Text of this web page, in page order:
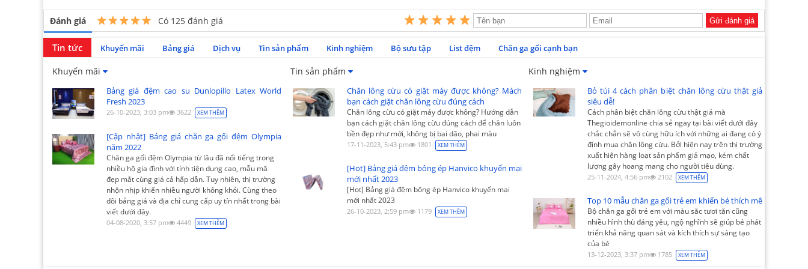
Đánh giá Có 125 đánh giá Gửi đánh giá
Tin tức Khuyến mãi Bảng giá Dịch vụ Tin sản phẩm Kinh nghiệm Bộ sưu tập List đệm Chăn ga gối cạnh bạn
Khuyến mãi Tin sản phẩm Kinh nghiệm
Bảng giá đệm cao su Dunlopillo Latex World
Fresh 2023
26-10-2023, 3:03 pm 3622 XEM THÊM
[Cập nhật] Bảng giá chăn ga gối đệm Olympia
năm 2022
Chăn ga gối đệm Olympia từ lâu đã nổi tiếng trong
nhiều hộ gia đình với tính tiện dụng cao, mẫu mã
đẹp mắt cùng giá cả hấp dẫn. Tuy nhiên, thị trường
nhộn nhịp khiến nhiều người không khỏi. Cùng theo
dõi bảng giá và địa chỉ cung cấp uy tín nhất trong bài
viết dưới đây.
04-08-2020, 3:57 pm 4449 XEM THÊM
Chăn lông cừu có giặt máy được không? Mách
bạn cách giặt chăn lông cừu đúng cách
Chăn lông cừu có giặt máy được không? Hướng dẫn
bạn cách giặt chăn lông cừu đúng cách để chăn luôn
bền đẹp như mới, không bị bai dão, phai màu
17-11-2023, 5:43 pm 1801 XEM THÊM
[Hot] Bảng giá đệm bông ép Hanvico khuyến mại
mới nhất 2023
[Hot] Bảng giá đệm bông ép Hanvico khuyến mại
mới nhất 2023
26-10-2023, 2:59 pm 1179 XEM THÊM
Bỏ túi 4 cách phân biệt chăn lông cừu thật giả
siêu dễ!
Cách phân biệt chăn lông cừu thật giả mà
Thegioidemonline chia sẻ ngay tại bài viết dưới đây
chắc chắn sẽ vô cùng hữu ích với những ai đang có ý
định mua chăn lông cừu. Bởi hiện nay trên thị trường
xuất hiện hàng loạt sản phẩm giả mạo, kém chất
lượng gây hoang mang cho người tiêu dùng.
25-11-2024, 4:56 pm 2102 XEM THÊM
Top 10 mẫu chăn ga gối trẻ em khiến bé thích mê
Bộ chăn ga gối trẻ em với màu sắc tươi tắn cũng
nhiều hình thù đáng yêu, ngộ nghĩnh sẽ giúp bé phát
triển khả năng quan sát và kích thích sự sáng tạo
của bé
13-12-2023, 3:37 pm 1785 XEM THÊM